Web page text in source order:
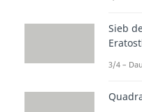
zu
,
Sieb
3/4 –